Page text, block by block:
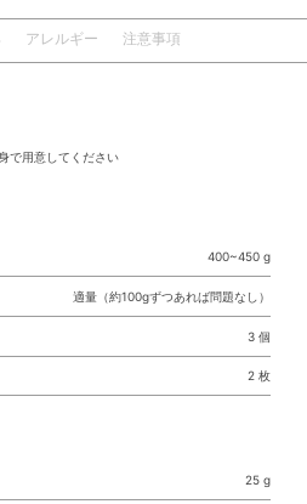
アレルギー 注意事項
で用意してください
400~450 g
適量（約100gずつあれば問題なし）
3 個
2 枚
25 g